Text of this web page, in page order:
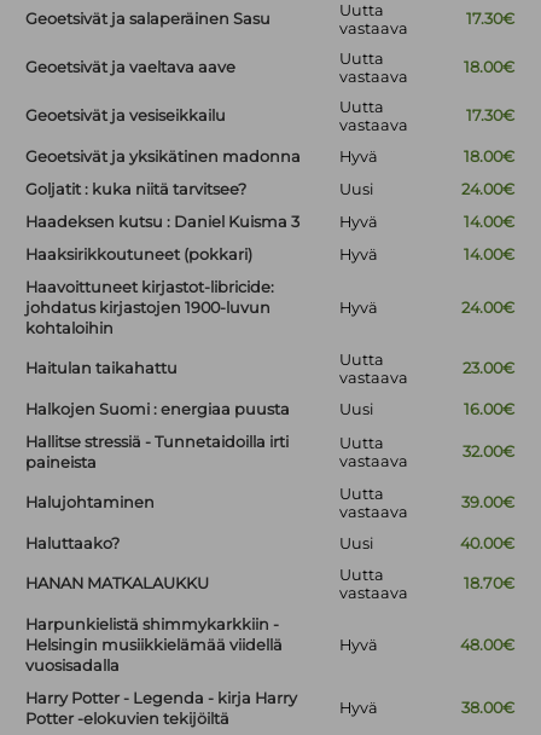
Geoetsivät ja salaperäinen Sasu
Uutta
vastaava
17.30€
Geoetsivät ja vaeltava aave
Uutta
vastaava
18.00€
Geoetsivät ja vesiseikkailu
Uutta
vastaava
17.30€
Geoetsivät ja yksikätinen madonna Hyvä
18.00€
Goljatit : kuka niitä tarvitsee?
Uusi
24.00€
Haadeksen kutsu : Daniel Kuisma 3
Hyvä
14.00€
Haaksirikkoutuneet (pokkari)
Hyvä
14.00€
Haavoittuneet kirjastot-libricide:
johdatus kirjastojen 1900-luvun
kohtaloihin
Hyvä 24.00€
Haitulan taikahattu
Uutta
vastaava
23.00€
Halkojen Suomi : energiaa puusta Uusi
16.00€
Hallitse stressiä - Tunnetaidoilla irti
paineista
Uutta
vastaava
32.00€
Halujohtaminen
Uutta
vastaava
39.00€
Haluttaako? Uusi 40.00€
HANAN MATKALAUKKU
Uutta
vastaava
18.70€
Harpunkielistä shimmykarkkiin -
Helsingin musiikkielämää viidellä
vuosisadalla
Hyvä 48.00€
Harry Potter - Legenda - kirja Harry
Potter -elokuvien tekijöiltä
Hyvä 38.00€